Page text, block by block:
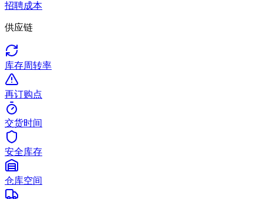
招聘成本
供应链
库存周转率
再订购点
交货时间
安全库存
仓库空间